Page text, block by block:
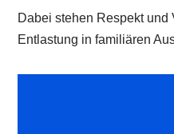
Dabei stehen Respekt
Entlastung in familiären